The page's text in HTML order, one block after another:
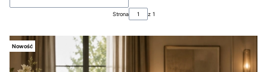
Strona z 1
Nowość